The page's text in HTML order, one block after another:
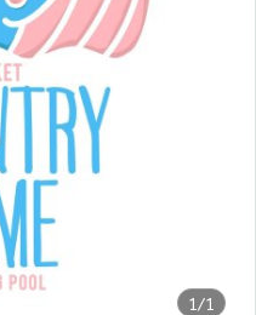
1/1